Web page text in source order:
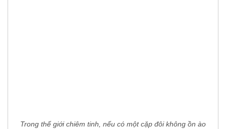
Trong thế giới chiêm tinh, nếu có một cặp đôi không ồn ào